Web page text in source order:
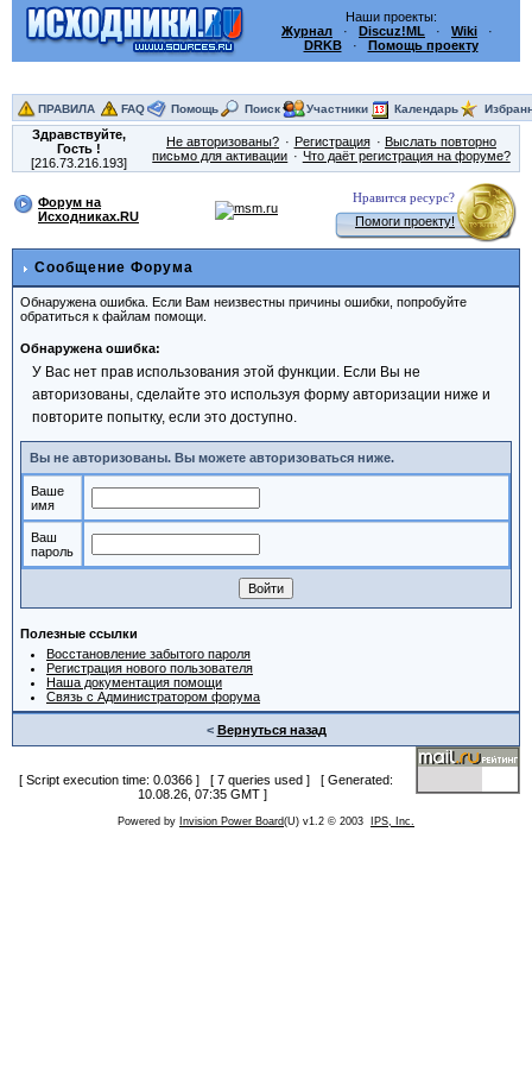
Наши проекты:
Журнал · Discuz!ML · Wiki ·
DRKB· Помощь проекту
ПРАВИЛА FAQ Помощь Поиск Участники Календарь
Здравствуйте,
Гость!
[216.73.216.193]
Не авторизованы? Регистрация
Выслать повторно
письмо для активации
Что даёт регистрация на форуме?
Форум на
Исходниках.RU
Нравится ресурс?
Помоги проекту!
Сообщение Форума
Обнаружена ошибка. Если Вам неизвестны причины ошибки, попробуйте
обратиться к файлам помощи.
Обнаружена ошибка:
У Вас нет прав использования этой функции. Если Вы не
авторизованы, сделайте это используя форму авторизации ниже и
повторите попытку, если это доступно.
Вы не авторизованы. Вы можете авторизоваться ниже.
Ваше
имя
Ваш
пароль
Полезные ссылки
Восстановление забытого пароля
Регистрация нового пользователя
Наша документация помощи
Связь с Администратором форума
< Вернуться назад
[ Script execution time: 0.0366 ] [ 7 queries used ] [ Generated:
10.08.26, 07:35 GMT ]
Powered by Invision Power Board(U) v1.2 © 2003 IPS, Inc.